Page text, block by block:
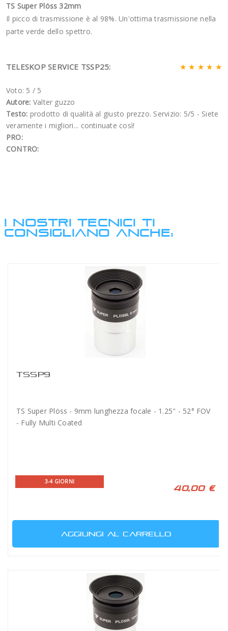
TS Super Plöss 32mm
Il picco di trasmissione è al 98%. Un'ottima trasmissione nella
parte verde dello spettro.
TELESKOP SERVICE TSSP25: ★ ★ ★ ★ ★
Voto: 5 / 5
Autore: Valter guzzo
Testo: prodotto di qualità al giusto prezzo. Servizio: 5/5 - Siete
veramente i migliori... continuate così!
PRO:
CONTRO:
I NOSTRI TECNICI TI
CONSIGLIANO ANCHE:
TSSP9
TS Super Plöss - 9mm lunghezza focale - 1.25" - 52° FOV
- Fully Multi Coated
3-4 GIORNI
40,00 €
AGGIUNGI AL CARRELLO